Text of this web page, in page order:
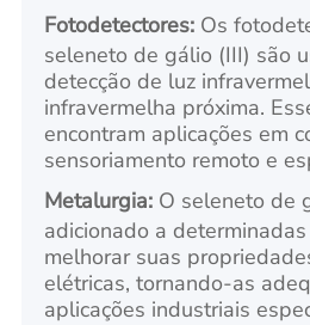
Fotodetectores: Os
seleneto de gálio (III) são
detecção de luz
infravermelha próxima.
encontram aplicações em
sensoriamento remoto e
Metalurgia: O seleneto de
adicionado a
melhorar suas
elétricas, tornando-as
aplicações industriais